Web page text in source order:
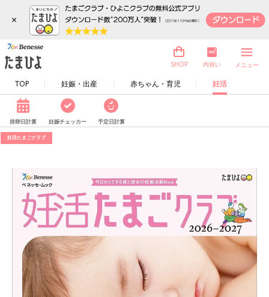
×
TOP 妊娠・出産 赤ちゃん・育児 妊活
SHOP 内祝い メニュー
排卵日計算 妊娠チェッカー 予定日計算
妊活たまごクラブ